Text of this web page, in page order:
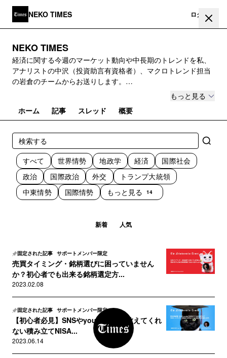
NEKO TIMES ログイン
NEKO TIMES
経済に関する今週のマーケット動向や中長期のトレンドを私、
アナリストの中沢（投資助言有資格者）、マクロトレンド担当
の岩倉のチームからお送りします。
まずはお気軽に無料版にご登録ください。有料版は月額2,000円
もっと見る
ホーム
記事 スレッド 概要
すべて 世界情勢 地政学 経済
国際社会
政治
国際政治 外交
トランプ大統領
中東情勢
国際情勢 もっと見る 14
新着 人気
固定された記事 サポートメンバー限定
売買タイミング・銘柄選びに困っていません
か？初心者でも出来る銘柄選定方...
2023.02.08
固定された記事 サポートメンバー限定
【初心者必見】SNSやyoutubeでは教えてくれ
ない積み立てNISA...
2023.06.14